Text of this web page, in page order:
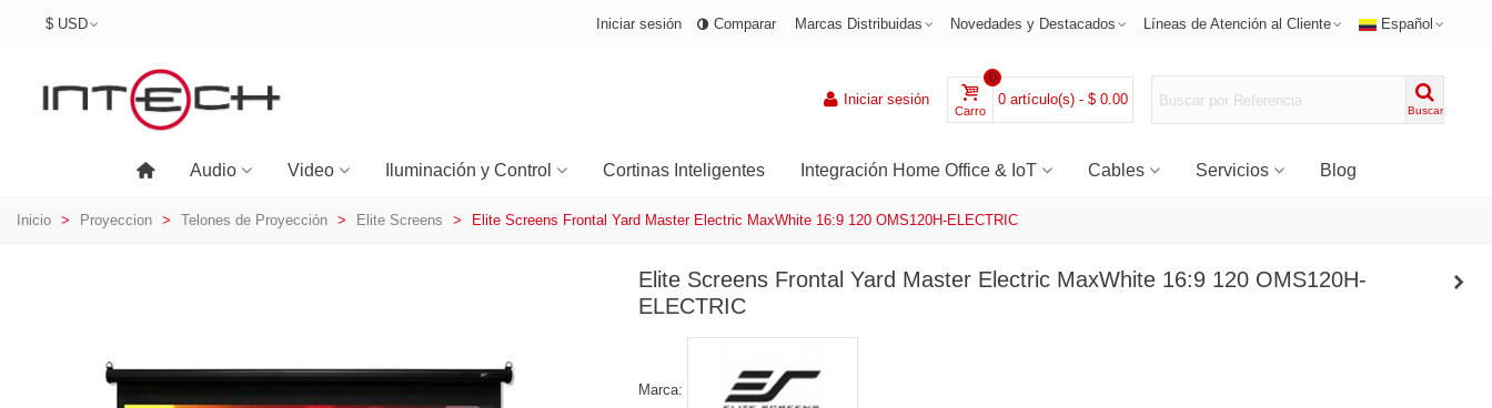
$ USD Iniciar sesión Comparar Marcas Distribuidas Novedades y Destacados Líneas de Atención al Cliente Español
Iniciar sesión
Carro
0
0 artículo(s) - $ 0.00
Buscar
Audio Video Iluminación y Control Cortinas Inteligentes Integración Home Office & IoT Cables Servicios Blog
Inicio > Proyeccion > Telones de Proyección > Elite Screens > Elite Screens Frontal Yard Master Electric MaxWhite 16:9 120 OMS120H-ELECTRIC
Elite Screens Frontal Yard Master Electric MaxWhite 16:9 120 OMS120H-
ELECTRIC
Marca: